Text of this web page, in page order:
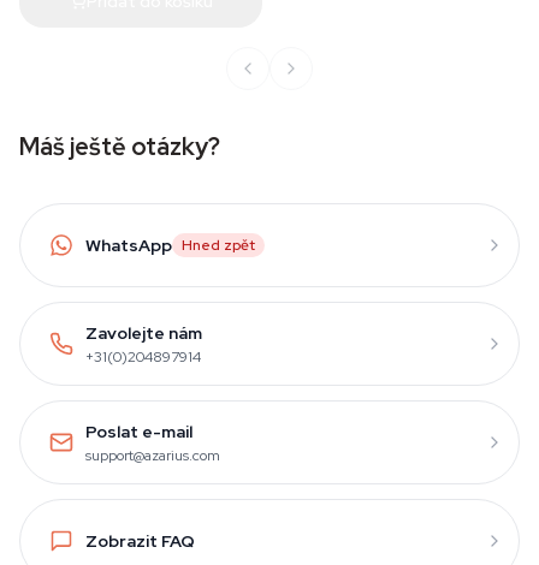
Máš ještě otázky?
WhatsApp Hned zpět
Zavolejte nám
+31(0)204897914
Poslat e-mail
support@azarius.com
Zobrazit FAQ